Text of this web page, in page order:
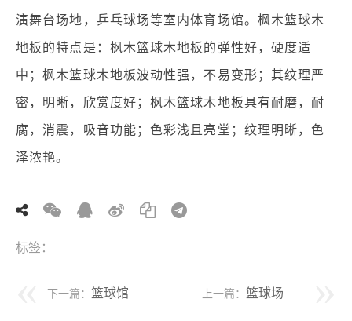
演舞台场地，乒乓球场等室内体育场馆。枫木篮球木
地板的特点是：枫木篮球木地板的弹性好，硬度适
中；枫木篮球木地板波动性强，不易变形；其纹理严
密，明晰，欣赏度好；枫木篮球木地板具有耐磨，耐
腐，消震，吸音功能；色彩浅且亮堂；纹理明晰，色
泽浓艳。
标签：
下一篇： 篮球馆篮球木地板选购 不要过度追求低价格 上一篇： 篮球场运动木地板多少钱一平方